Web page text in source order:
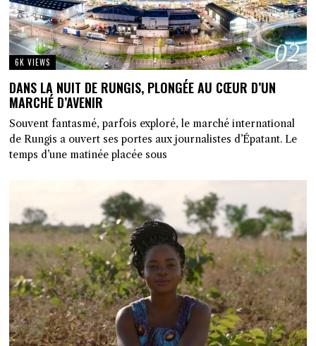
02
6K VIEWS
DANS LA NUIT DE RUNGIS, PLONGÉE AU CŒUR D’UN
MARCHÉ D’AVENIR
Souvent fantasmé, parfois exploré, le marché international
de Rungis a ouvert ses portes aux journalistes d’Épatant. Le
temps d’une matinée placée sous